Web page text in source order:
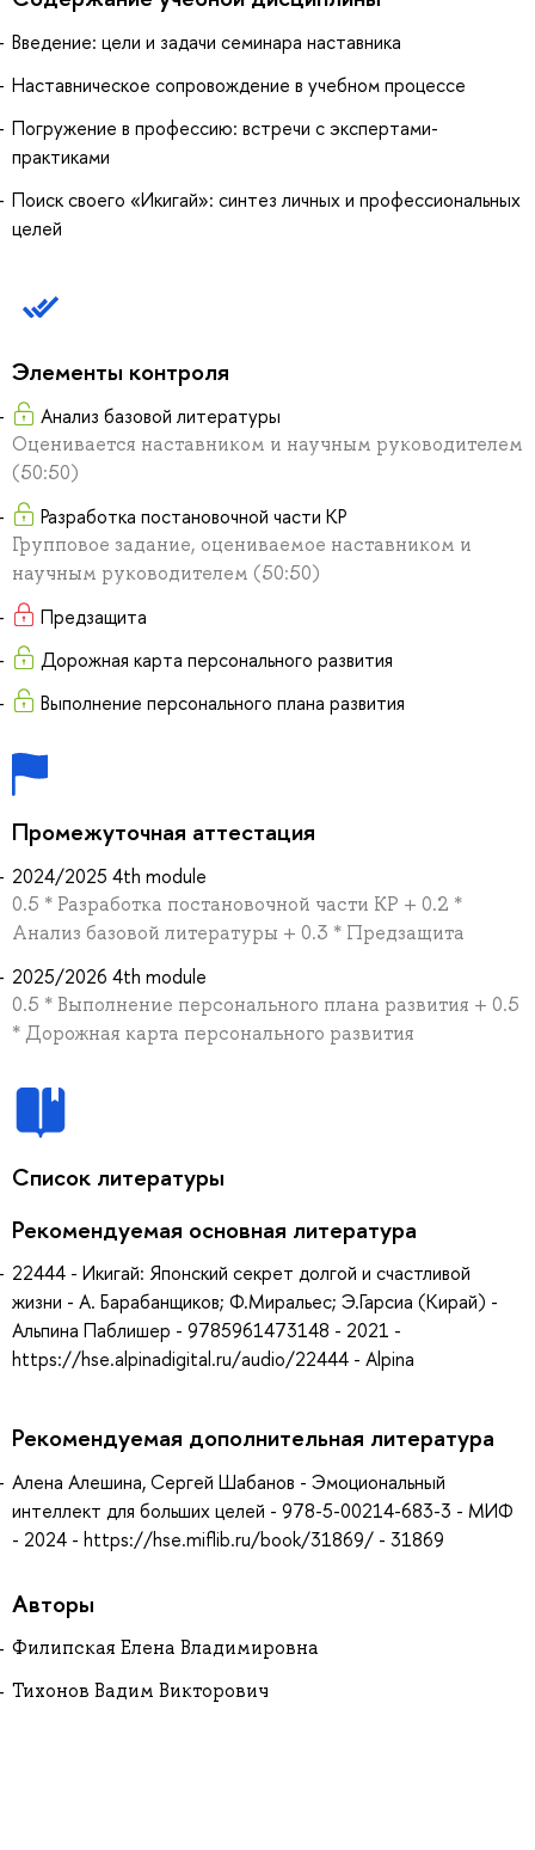
Введение: цели и задачи семинара наставника
Наставническое сопровождение в учебном процессе
Погружение в профессию: встречи с экспертами-
практиками
Поиск своего «Икигай»: синтез личных и профессиональных
целей
Элементы контроля
Анализ базовой литературы
Оценивается наставником и научным руководителем
(50:50)
Разработка постановочной части КР
Групповое задание, оцениваемое наставником и
научным руководителем (50:50)
Предзащита
Дорожная карта персонального развития
Выполнение персонального плана развития
Промежуточная аттестация
2024/2025 4th module
0.5 * Разработка постановочной части КР + 0.2 *
Анализ базовой литературы + 0.3 * Предзащита
2025/2026 4th module
0.5 * Выполнение персонального плана развития + 0.5
* Дорожная карта персонального развития
Список литературы
Рекомендуемая основная литература
22444 - Икигай: Японский секрет долгой и счастливой
жизни - А. Барабанщиков; Ф.Миральес; Э.Гарсиа (Кирай) -
Альпина Паблишер - 9785961473148 - 2021 -
https://hse.alpinadigital.ru/audio/22444 - Alpina
Рекомендуемая дополнительная литература
Алена Алешина, Сергей Шабанов - Эмоциональный
интеллект для больших целей - 978-5-00214-683-3 - МИФ
- 2024 - https://hse.miflib.ru/book/31869/ - 31869
Авторы
Филипская Елена Владимировна
Тихонов Вадим Викторович